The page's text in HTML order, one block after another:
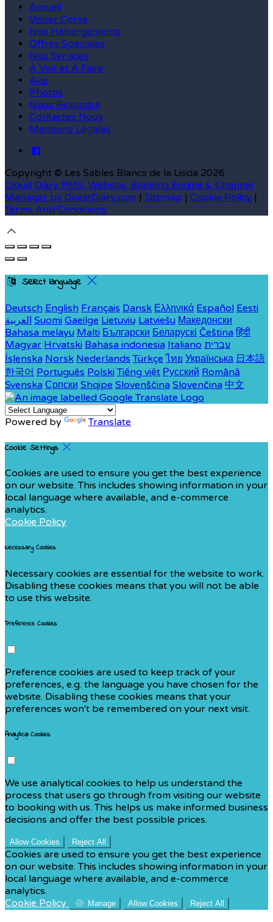
Accueil
Visiter Corse
Nos Hébergements
Offres Spéciales
Nos Services
À Voir et À Faire
Avis
Photos
Nous Rejoindre
Contactez Nous
Mentions Légales
Copyright © Les Sables Blancs de la Liscia 2026
Cloud Diary PMS, Website, Booking Engine & Channel
Manager by GuestDiary.com | Sitemap | Cookie Policy |
Terms And Conditions
Select language
Deutsch English Français Dansk Ελληνικά Español Eesti
العربية Suomi Gaeilge Lietuvių Latviešu Македонски
Bahasa melayu Malti Български Беларускі Čeština हिंदी
Magyar Hrvatski Bahasa indonesia Italiano עברית
Íslenska Norsk Nederlands Türkçe ไทย Українська 日本語
한국어 Português Polski Tiếng việt Русский Română
Svenska Српски Shqipe Slovenščina Slovenčina 中文
Powered by Translate
Cookie Settings
Cookies are used to ensure you get the best experience
on our website. This includes showing information in your
local language where available, and e-commerce
analytics.
Cookie Policy
Necessary Cookies
Necessary cookies are essential for the website to work.
Disabling these cookies means that you will not be able
to use this website.
Preference Cookies
Preference cookies are used to keep track of your
preferences, e.g. the language you have chosen for the
website. Disabling these cookies means that your
preferences won't be remembered on your next visit.
Analytical Cookies
We use analytical cookies to help us understand the
process that users go through from visiting our website
to booking with us. This helps us make informed business
decisions and offer the best possible prices.
Allow Cookies Reject All
Cookies are used to ensure you get the best experience
on our website. This includes showing information in your
local language where available, and e-commerce
analytics.
Cookie Policy
Manage Allow Cookies Reject All